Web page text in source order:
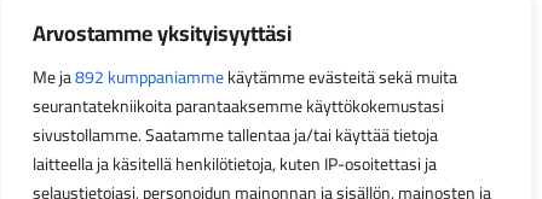
Arvostamme yksityisyyttäsi
Me ja892 kumppaniammekäytämme evästeitä sekä muita
seurantatekniikoita parantaaksemme käyttökokemustasi
sivustollamme. Saatamme tallentaa ja/tai käyttää tietoja
laitteella ja käsitellä henkilötietoja, kuten IP-osoitettasi ja